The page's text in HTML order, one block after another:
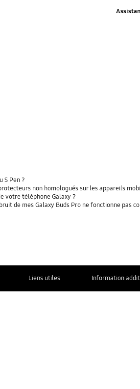
S Pen ?
non homologués sur les appareils mobiles
votre téléphone Galaxy ?
de mes Galaxy Buds Pro ne fonctionne pas
Liens utiles Information